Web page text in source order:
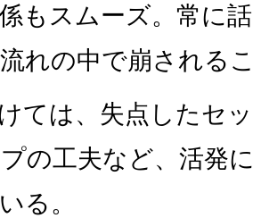
もスムーズ。常に
れの中で崩される
ては、失点したセ
の工夫など、活発
る。